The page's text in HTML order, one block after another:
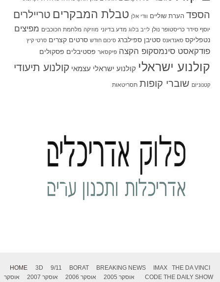
הספד הערת שוליים וודי אלן טבלת המבקרים טריילרים
יוסף סידר כריסטופר נולן לייב בלוג מדע בדיוני מוזיקה מלחמת הכוכבים מפיצים
נטפליקס סאנדאנס סטיבן ספילברג סיכום חודש סרטים קצרים סרטי קיץ
פודקאסט סינמסקופ הקצה פיקסאר פסטיבלים פסקולים
קולנוע ישראלי קולנוע ישראלי עצמאי קולנוע תיעודי
קטנוניזם שוברי קופות תסריטאות
HOME 3D 9/11 BORAT BREAKING NEWS IMAX
THE DA VINCI
CODE THE DAILY SHOW אוסקר 2005 אוסקר 2006 אוסקר 2007
אוסקר